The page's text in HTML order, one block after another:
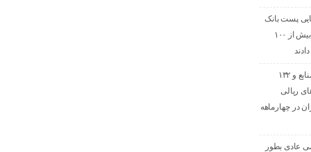
پست بانک
ایران منابع خود را به بیش از ۱۰۰
افزایش ۷۰ درصدی منابع و ۱۳۲
ریالی
در چهارماهه
عادی بطور